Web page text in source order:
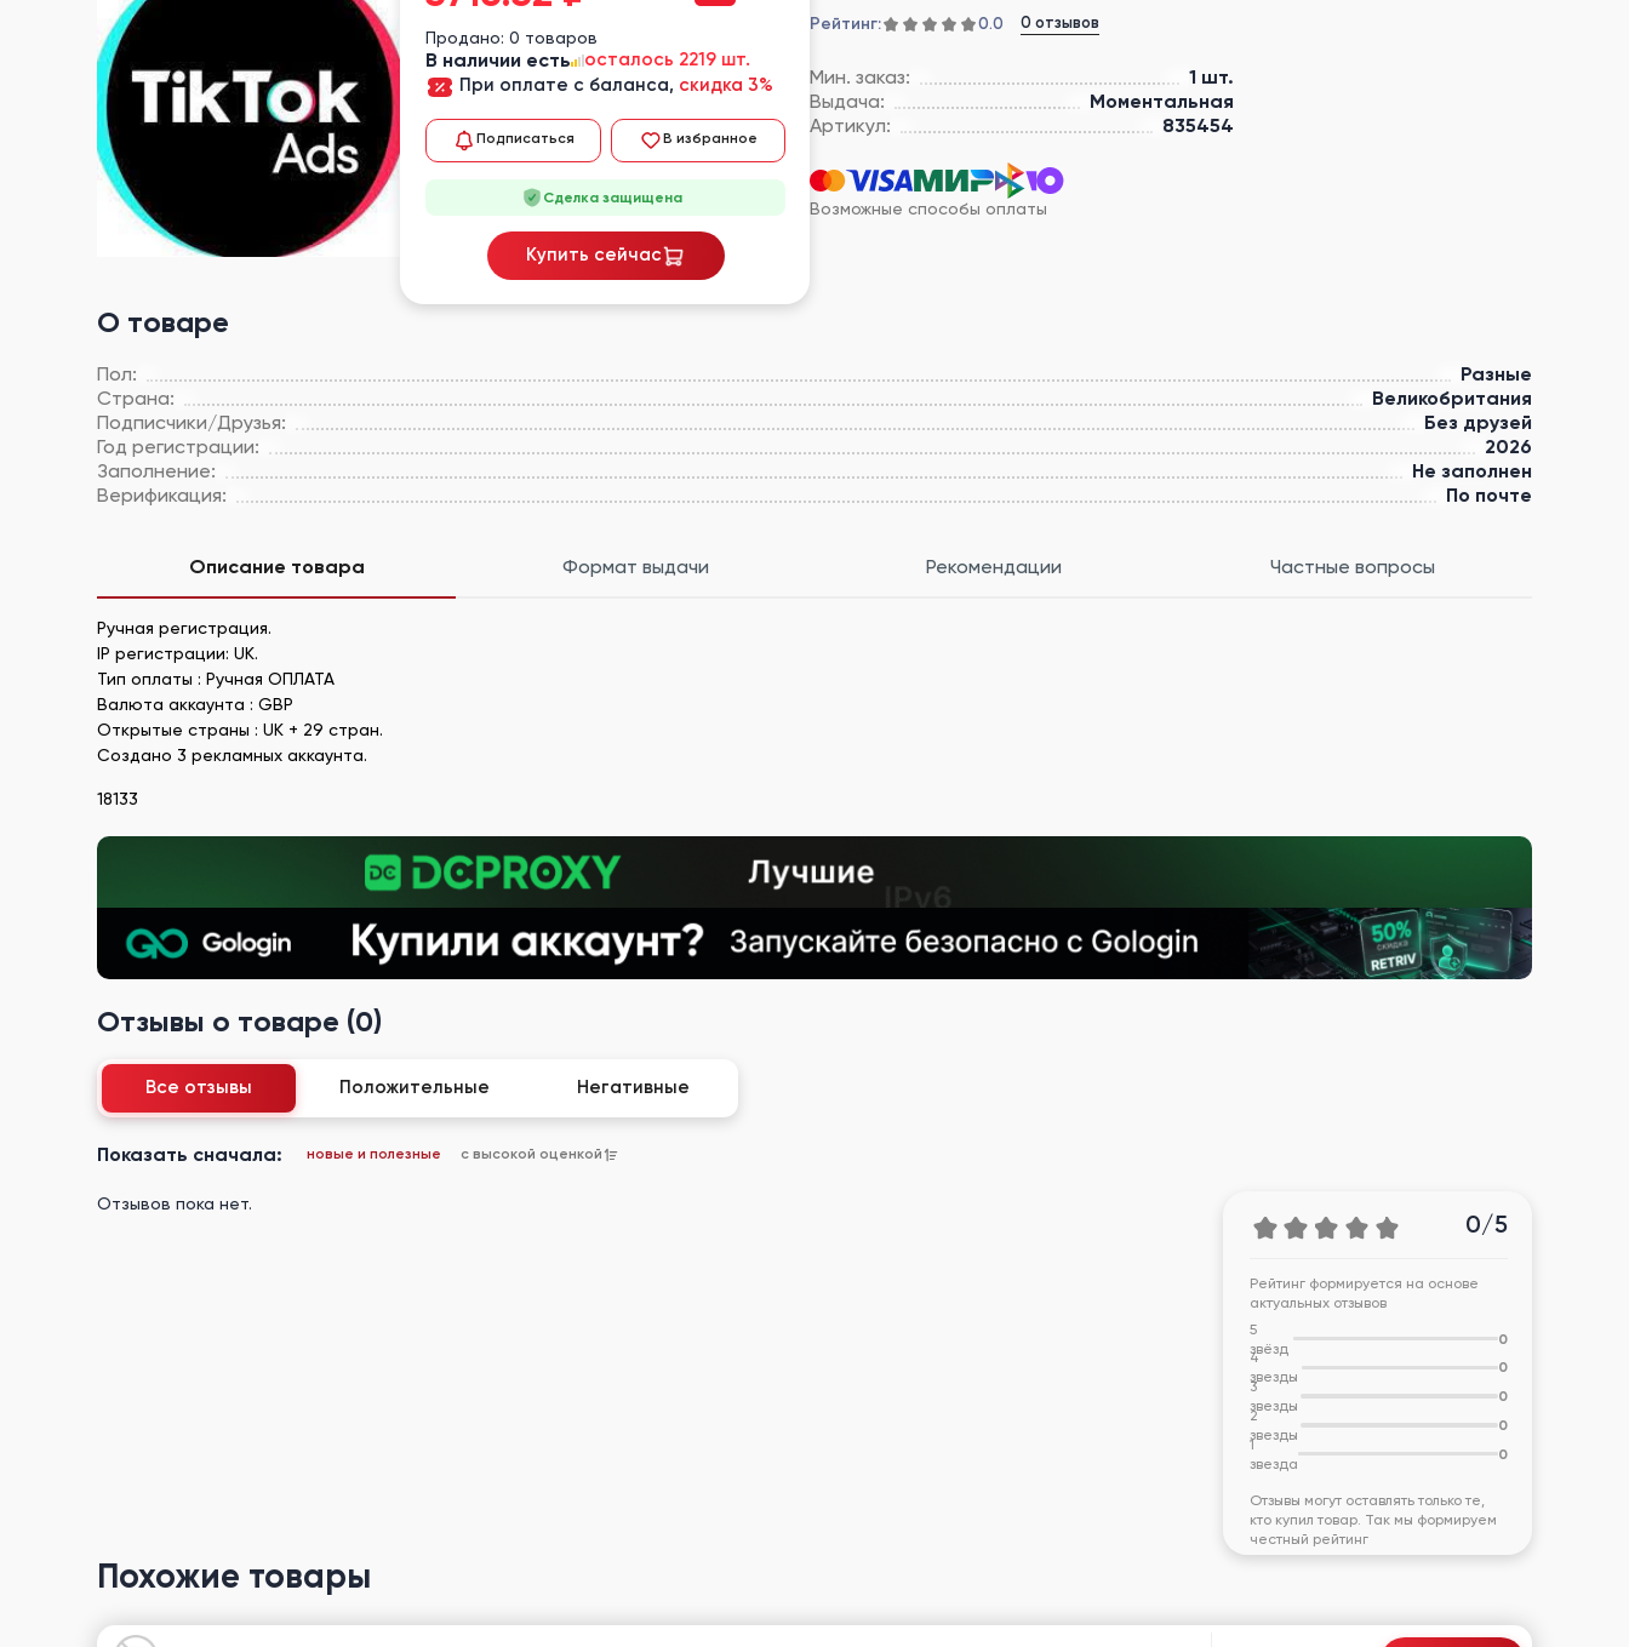
Рейтинг: 0.0 0 отзывов
Мин. заказ:
1 шт.
Выдача:
Моментальная
Артикул:
835454
Возможные способы оплаты
О товаре
Пол:
Разные
Страна:
Великобритания
Подписчики/Друзья:
Без друзей
Год регистрации:
2026
Заполнение:
Не заполнен
Верификация:
По почте
Продано: 0 товаров
В наличии есть
осталось 2219 шт.
При оплате с баланса, скидка 3%
Подписаться В избранное
Сделка защищена
Купить сейчас
Описание товара Формат выдачи Рекомендации Частные вопросы
Ручная регистрация.
IP регистрации: UK.
Тип оплаты : Ручная ОПЛАТА
Валюта аккаунта : GBP
Открытые страны : UK + 29 стран.
Создано 3 рекламных аккаунта.
18133
Отзывы о товаре (0)
Все отзывы Положительные Негативные
Показать сначала: новые и полезные с высокой оценкой
Отзывов пока нет.
0/5
Рейтинг формируется на основе
актуальных отзывов
5
звёзд
0
4
звезды
0
3
звезды
0
2
звезды
0
1
звезда
0
Отзывы могут оставлять только те,
кто купил товар. Так мы формируем
честный рейтинг
Похожие товары